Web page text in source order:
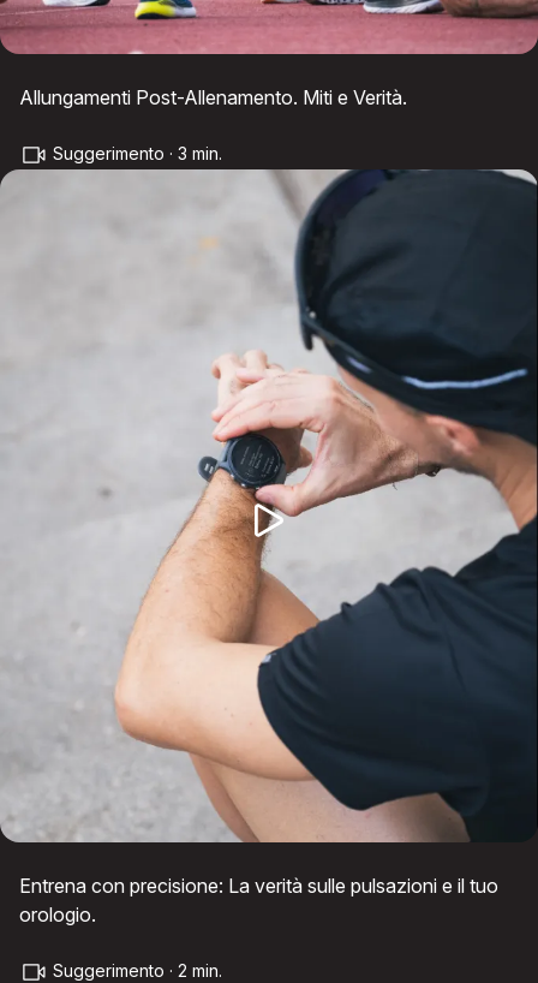
Allungamenti Post-Allenamento. Miti e Verità.
Suggerimento · 3 min.
Entrena con precisione: La verità sulle pulsazioni e il tuo
orologio.
Suggerimento · 2 min.